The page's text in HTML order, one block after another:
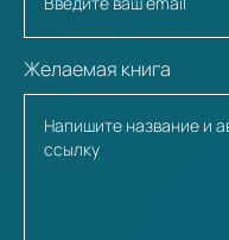
Желаемая книга